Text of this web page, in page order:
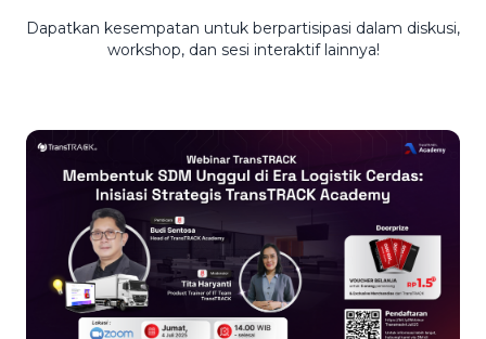
Dapatkan kesempatan untuk berpartisipasi dalam diskusi,
workshop, dan sesi interaktif lainnya!